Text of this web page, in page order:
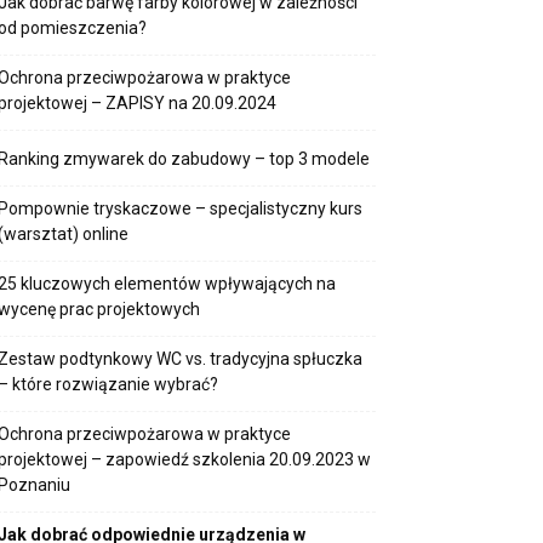
pomieszczenia?
przeciwpożarowa w praktyce
– ZAPISY na 20.09.2024
Ranking zmywarek do zabudowy – top 3 modele
Pompownie tryskaczowe – specjalistyczny kurs
online
kluczowych elementów wpływających na
prac projektowych
Zestaw podtynkowy WC vs. tradycyjna spłuczka
– które rozwiązanie wybrać?
przeciwpożarowa w praktyce
– zapowiedź szkolenia 20.09.2023 w
Poznaniu
dobrać odpowiednie urządzenia w